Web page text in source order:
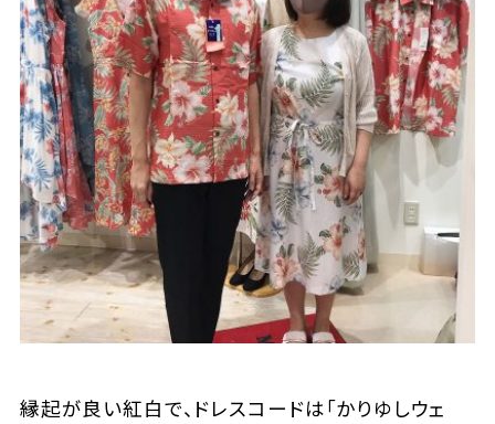
縁起が良い紅白で、ドレスコードは「かりゆしウェ